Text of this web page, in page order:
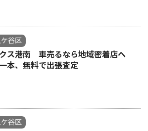
谷区
ス港南 車売るなら地域密着店へ
本、無料で出張査定
谷区